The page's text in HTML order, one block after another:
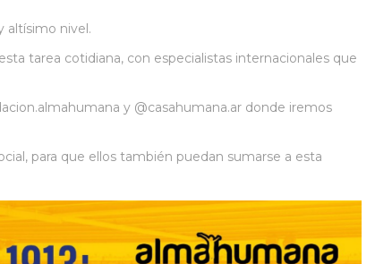
altísimo nivel.
tarea cotidiana, con especialistas internacionales que
y @casahumana.ar donde iremos
para que ellos también puedan sumarse a esta